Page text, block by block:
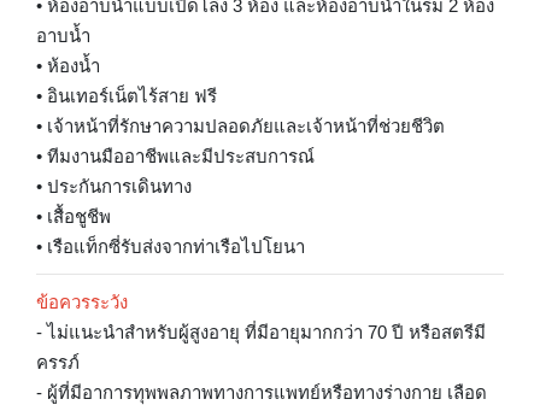
• ห้องอาบน้ำแบบเปิดโล่ง 3 ห้อง และห้องอาบน้ำในร่ม 2 ห้อง
อาบน้ำ
• ห้องน้ำ
• อินเทอร์เน็ตไร้สาย ฟรี
• เจ้าหน้าที่รักษาความปลอดภัยและเจ้าหน้าที่ช่วยชีวิต
• ทีมงานมืออาชีพและมีประสบการณ์
• ประกันการเดินทาง
• เสื้อชูชีพ
• เรือแท็กซี่รับส่งจากท่าเรือไปโยนา
ข้อควรระวัง
- ไม่แนะนำสำหรับผู้สูงอายุ ที่มีอายุมากกว่า 70 ปี หรือสตรีมี
ครรภ์
- ผู้ที่มีอาการทุพพลภาพทางการแพทย์หรือทางร่างกาย เลือด